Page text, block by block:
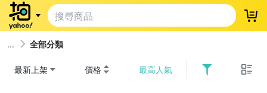
登
全部分類
最新上架 價格 最高人氣